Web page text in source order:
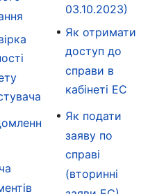
03.10.2023)
Як отримати
доступ до
справи в
кабінеті ЕС
Як подати
заяву по
справі
(вторинні